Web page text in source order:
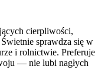
cierpliwości,
sprawdza się w
i rolnictwie. Preferuje
— nie lubi nagłych